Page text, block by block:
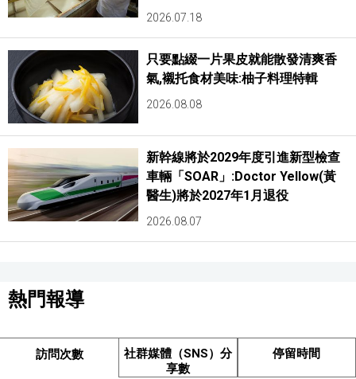
2026.07.18
只要點綴一片果皮就能散發清爽香
氣,襯托食材美味:柚子料理特輯
2026.08.08
新幹線將於2029年度引進新型檢查
車輛「SOAR」:Doctor Yellow(黃
醫生)將於2027年1月退役
2026.08.07
熱門報導
訪問次數
社群媒體（SNS）分
享數
停留時間